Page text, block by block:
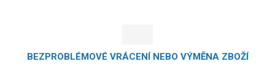
BEZPROBLÉMOVÉ VRÁCENÍ NEBO VÝMĚNA ZBOŽÍ